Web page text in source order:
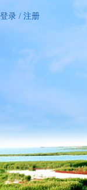
登录 / 注册